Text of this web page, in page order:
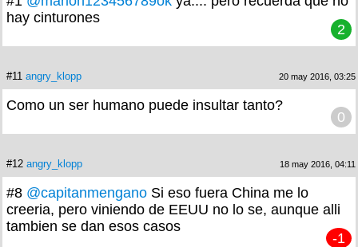
hay cinturones
2
#11 angry_klopp 20 may 2016, 03:25
Como un ser humano puede insultar tanto?
0
#12 angry_klopp 18 may 2016, 04:11
#8 @capitanmengano Si eso fuera China me lo
creeria, pero viniendo de EEUU no lo se, aunque alli
tambien se dan esos casos
-1